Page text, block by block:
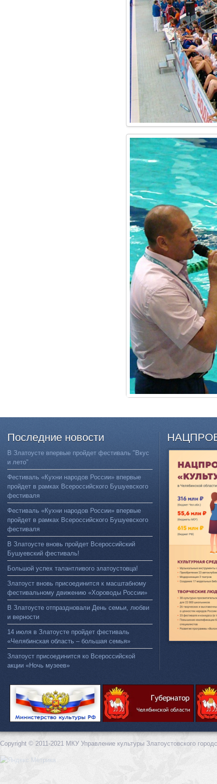
Последние новости
В Златоусте впервые пройдет фестиваль "Вкус
и лето"
Фестиваль «Кухни народов России» впервые
пройдет в рамках Всероссийского Бушуевского
фестиваля
Фестиваль «Кухни народов России» впервые
пройдет в рамках Всероссийского Бушуевского
фестиваля
В Златоусте вновь пройдет Всероссийский
Бушуевский фестиваль!
Большой успех талантливого златоустовца!
Златоуст вновь присоединится к масштабному
фестивальному движению «Хороводы России»
В Златоусте отпраздновали День семьи, любви
и верности
14 июля в Златоусте пройдет фестиваль
«Челябинская область – большая семья»
Златоуст присоединится ко Всероссийской
акции «Ночь музеев»
Copyright © 2011-2021 МКУ Управление культуры Златоустовского